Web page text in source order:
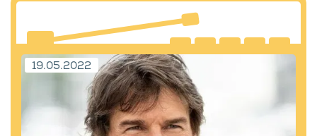
19.05.2022